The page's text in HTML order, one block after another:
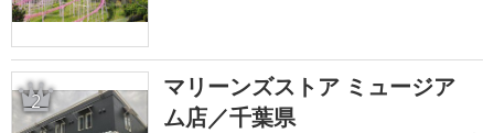
2
マリーンズストア ミュージア
ム店／千葉県